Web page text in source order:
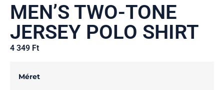
MEN’S TWO-TONE
JERSEY POLO SHIRT
4 349 Ft
Méret